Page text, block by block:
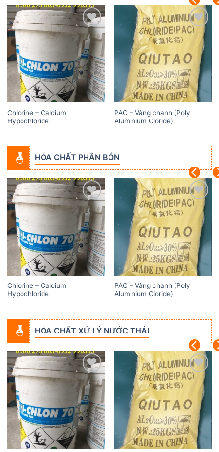
Add to
wishlist
Chlorine – Calcium
Hypochloride
Add to
wishlist
PAC – Vàng chanh (Poly
Aluminium Cloride)
HÓA CHẤT PHÂN BÓN
Add to
wishlist
Chlorine – Calcium
Hypochloride
Add to
wishlist
PAC – Vàng chanh (Poly
Aluminium Cloride)
HÓA CHẤT XỬ LÝ NƯỚC THẢI
Add to
wishlist
Add to
wishlist